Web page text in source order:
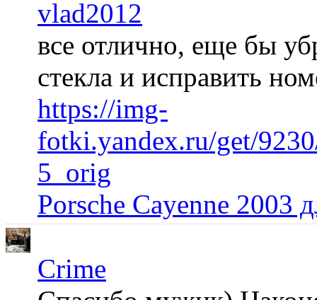
vlad2012
все отлично, еще бы
стекла и исправить
https://img-
fotki.yandex.ru/get/
5_orig
Porsche Cayenne 2003
Crime